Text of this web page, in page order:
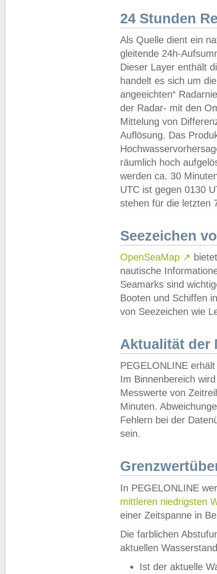
24 Stunden
Als Quelle dient ein
gleitende 24h-
Dieser Layer enthält
handelt es sich um
angeeichten“
der Radar- mit den
Mittelung von
Auflösung. Das
räumlich hoch
werden ca. 30
UTC ist gegen 0130
stehen für die letzten
Seezeichen
OpenSeaMap ↗
nautische
Seamarks sind
Booten und Schiffen
von Seezeichen wie
Aktualität der
PEGELONLINE
Im Binnenbereich
Messwerte von
Minuten.
Fehlern bei der
sein.
In PEGELONLINE
mittleren niedrigsten
einer Zeitspanne in
Die farblichen
aktuellen
Ist der aktuelle